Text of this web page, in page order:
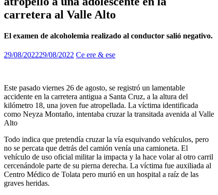
carretera al Valle Alto
El examen de alcoholemia realizado al conductor salió negativo.
29/08/202229/08/2022 Ce ere & ese
Este pasado viernes 26 de agosto, se registró un lamentable
accidente en la carretera antigua a Santa Cruz, a la altura del
kilómetro 18, una joven fue atropellada. La víctima identificada
como Neyza Montaño, intentaba cruzar la transitada avenida al Valle
Alto
Todo indica que pretendía cruzar la vía esquivando vehículos, pero
no se percata que detrás del camión venía una camioneta. El
vehículo de uso oficial militar la impacta y la hace volar al otro carril
cercenándole parte de su pierna derecha. La víctima fue auxiliada al
Centro Médico de Tolata pero murió en un hospital a raíz de las
graves heridas.